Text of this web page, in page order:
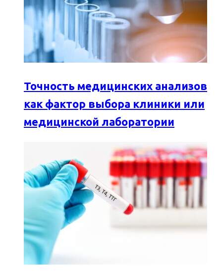
Точность медицинских анализов
как фактор выбора клиники или
медицинской лаборатории